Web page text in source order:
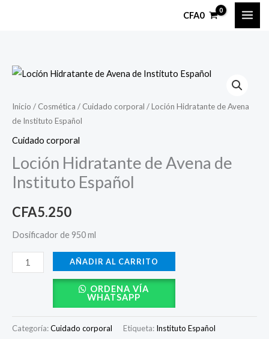
CFA0
Inicio / Cosmética / Cuidado corporal / Loción Hidratante de Avena
de Instituto Español
Cuidado corporal
Loción Hidratante de Avena de
Instituto Español
CFA5.250
Dosificador de 950 ml
Loción
de
Avena
de
Español
cantidad
AÑADIR AL CARRITO
ORDENA VÍA
WHATSAPP
Categoría:Cuidado corporal Etiqueta: Instituto Español